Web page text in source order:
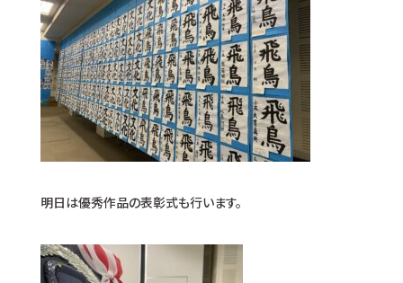
明日は優秀作品の表彰式も行います。